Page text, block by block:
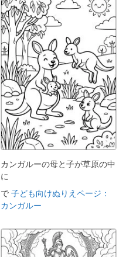
カンガルーの母と子が草原の中
に
で 子ども向けぬりえページ：
カンガルー